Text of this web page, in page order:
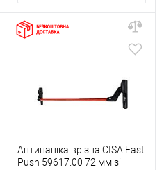
Антипаніка врізна CISA Fast
Push 59617.00 72 мм зі